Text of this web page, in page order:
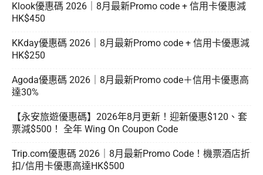
Klook優惠碼 2026｜8月最新Promo code + 信用卡優惠減
HK$450
KKday優惠碼 2026｜8月最新Promo code + 信用卡優惠減
HK$250
Agoda優惠碼 2026｜8月最新Promo code＋信用卡優惠高
達30%
【永安旅遊優惠碼】2026年8月更新！迎新優惠$120、套
票減$500！ 全年 Wing On Coupon Code
Trip.com優惠碼 2026｜8月最新Promo Code！機票酒店折
扣/信用卡優惠高達HK$500